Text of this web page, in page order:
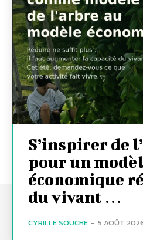
S’inspirer de
pour un
économique
du vivant …
CYRILLE SOUCHE - 5 AOÛT